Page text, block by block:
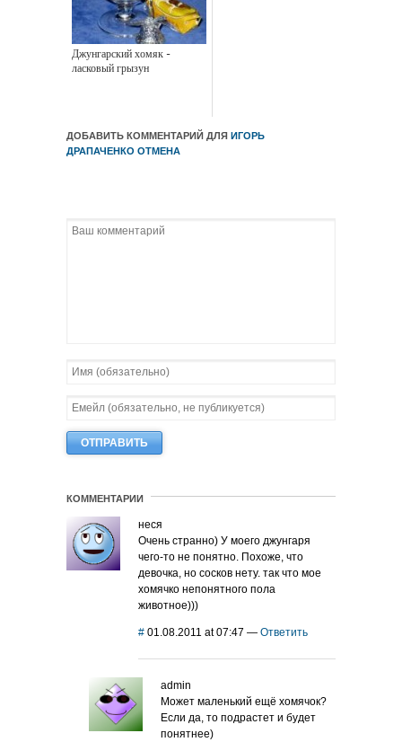
Джунгарский хомяк -
ласковый грызун
ДОБАВИТЬ КОММЕНТАРИЙ ДЛЯ ИГОРЬ
ДРАПАЧЕНКО ОТМЕНА
КОММЕНТАРИИ
неся
Очень странно) У моего джунгаря
чего-то не понятно. Похоже, что
девочка, но сосков нету. так что мое
хомячко непонятного пола
животное)))
# 01.08.2011 at 07:47 — Ответить
admin
Может маленький ещё хомячок?
Если да, то подрастет и будет
понятнее)